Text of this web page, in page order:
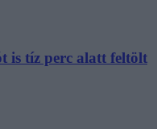
is tíz perc alatt feltölt